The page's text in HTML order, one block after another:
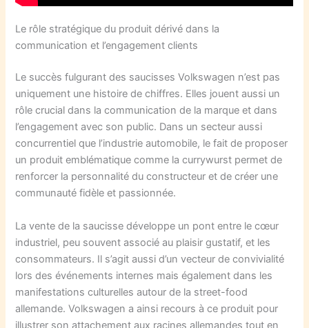
Le rôle stratégique du produit dérivé dans la
communication et l’engagement clients
Le succès fulgurant des saucisses Volkswagen n’est pas
uniquement une histoire de chiffres. Elles jouent aussi un
rôle crucial dans la communication de la marque et dans
l’engagement avec son public. Dans un secteur aussi
concurrentiel que l’industrie automobile, le fait de proposer
un produit emblématique comme la currywurst permet de
renforcer la personnalité du constructeur et de créer une
communauté fidèle et passionnée.
La vente de la saucisse développe un pont entre le cœur
industriel, peu souvent associé au plaisir gustatif, et les
consommateurs. Il s’agit aussi d’un vecteur de convivialité
lors des événements internes mais également dans les
manifestations culturelles autour de la street-food
allemande. Volkswagen a ainsi recours à ce produit pour
illustrer son attachement aux racines allemandes tout en